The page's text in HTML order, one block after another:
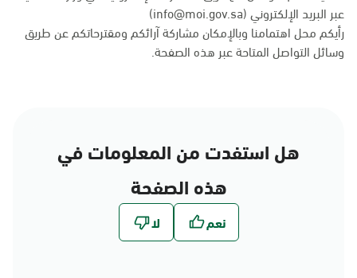
عبر البريد الإلكتروني (info@moi.gov.sa)
رأيكم محل اهتمامنا وبالإمكان مشاركة آرائكم ومقترحاتكم عن طريق
وسائل التواصل المتاحة عبر هذه الصفحة.
هل استفدت من المعلومات في
هذه الصفحة